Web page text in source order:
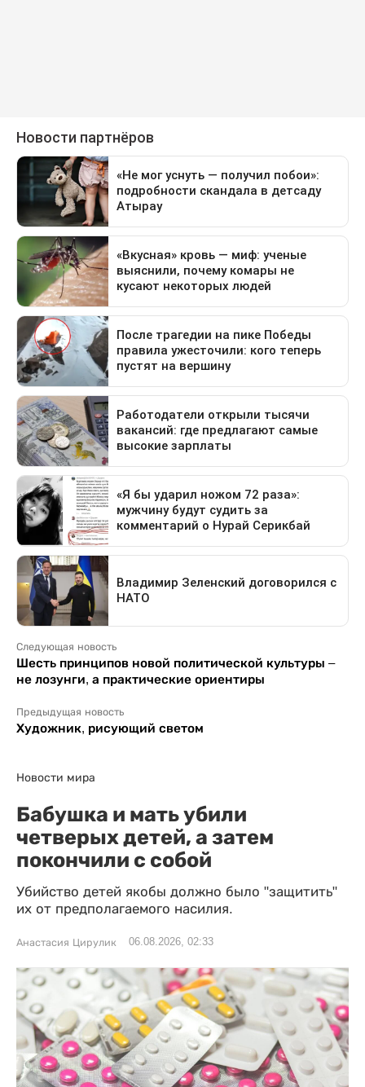
Следующая новость
Шесть принципов новой политической культуры –
не лозунги, а практические ориентиры
Предыдущая новость
Художник, рисующий светом
Новости мира
Бабушка и мать убили
четверых детей, а затем
покончили с собой
Убийство детей якобы должно было "защитить"
их от предполагаемого насилия.
Анастасия Цирулик 06.08.2026, 02:33